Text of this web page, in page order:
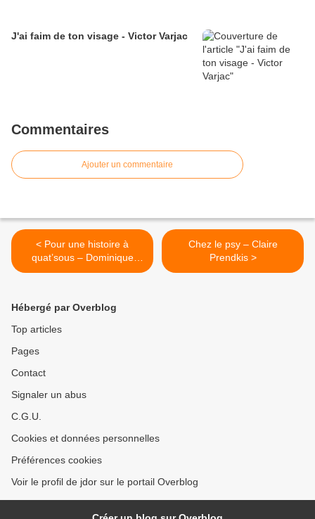
J'ai faim de ton visage - Victor Varjac
Commentaires
Ajouter un commentaire
< Pour une histoire à
quat’sous – Dominique
Dupuy
Chez le psy – Claire
Prendkis >
Hébergé par Overblog
Top articles
Pages
Contact
Signaler un abus
C.G.U.
Cookies et données personnelles
Préférences cookies
Voir le profil de jdor sur le portail Overblog